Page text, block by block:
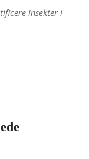
insekter i